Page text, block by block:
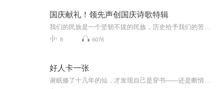
国庆献礼！领先声创国庆诗歌特辑
8 6076
好人卡一张